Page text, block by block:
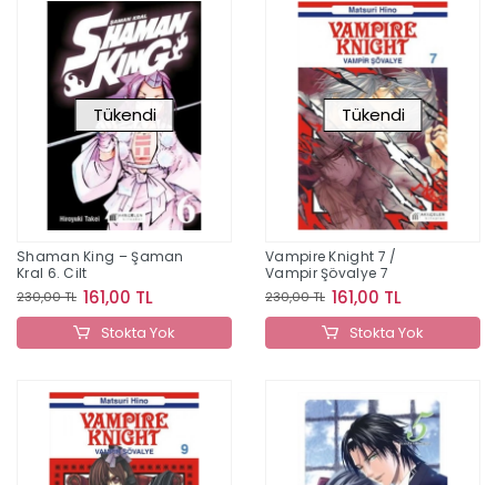
Tükendi
Shaman King – Şaman
Kral 6. Cilt
230,00 TL 161,00 TL
Stokta Yok
Tükendi
Vampire Knight 7 /
Vampir Şövalye 7
230,00 TL 161,00 TL
Stokta Yok